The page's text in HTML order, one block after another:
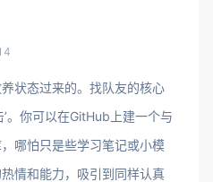
状态过来的。找队友的核心
。你可以在GitHub上建一个与
哪怕只是些学习笔记或小模
情和能力，吸引到同样认真